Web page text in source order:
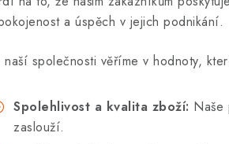
a úspěch v jejich podnikání.
naší společnosti věříme v hodnoty,
Spolehlivost a kvalita zboží: Naše
zaslouží.